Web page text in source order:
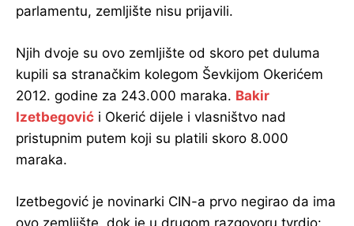
parlamentu, zemljište nisu prijavili.
Njih dvoje su ovo zemljište od skoro pet duluma
kupili sa stranačkim kolegom Ševkijom Okerićem
2012. godine za 243.000 maraka. Bakir
Izetbegović i Okerić dijele i vlasništvo nad
pristupnim putem koji su platili skoro 8.000
maraka.
Izetbegović je novinarki CIN-a prvo negirao da ima
ovo zemljište, dok je u drugom razgovoru tvrdio: